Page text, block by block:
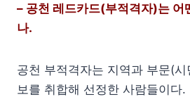
– 공천 레드카드(부적격자)는 어
나.
공천 부적격자는 지역과 부문(
보를 취합해 선정한 사람들이다.